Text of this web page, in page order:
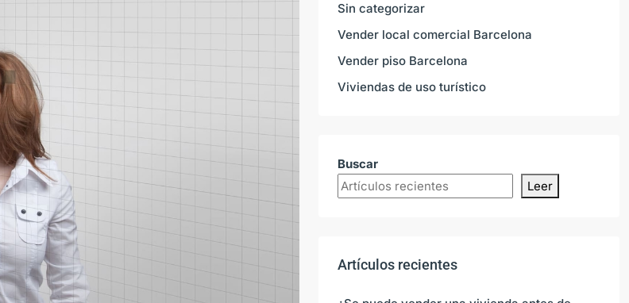
Sin categorizar
Vender local comercial Barcelona
Vender piso Barcelona
Viviendas de uso turístico
Buscar
Leer
Artículos recientes